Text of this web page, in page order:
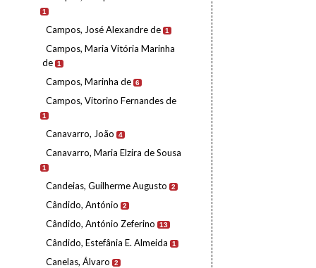
1
Campos, José Alexandre de 1
Campos, Maria Vitória Marinha
de 1
Campos, Marinha de 6
Campos, Vitorino Fernandes de
1
Canavarro, João 4
Canavarro, Maria Elzira de Sousa
1
Candeias, Guilherme Augusto 2
Cândido, António 2
Cândido, António Zeferino 13
Cândido, Estefânia E. Almeida 1
Canelas, Álvaro 2